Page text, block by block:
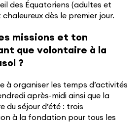
des Équatoriens (adultes et
dès le premier jour.
missions et ton
que volontaire à la
?
à organiser les temps d’activités
après-midi ainsi que la
du séjour d’été : trois
à la fondation pour tous les